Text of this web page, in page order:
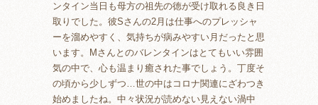
ンタイン当日も母方の祖先の徳が受け取れる良き日
取りでした。彼Sさんの2月は仕事へのプレッシャ
ーを溜めやすく、気持ちが病みやすい月だったと思
います。Mさんとのバレンタインはとてもいい雰囲
気の中で、心も温まり癒された事でしょう。丁度そ
の頃から少しずつ…世の中はコロナ関連にざわつき
始めましたね。中々状況が読めない見えない渦中